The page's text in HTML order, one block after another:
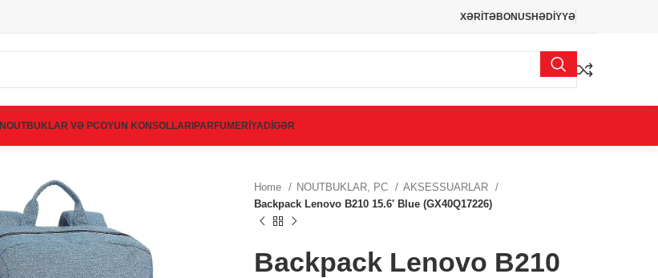
XƏRİTƏBONUSHƏDİYYƏ
NOUTBUKLAR VƏ PCOYUN KONSOLLARI PARFUMERİYADİGƏR
Home NOUTBUKLAR, PC
AKSESSUARLAR
Backpack Lenovo B210 15.6′ Blue (GX40Q17226)
Backpack Lenovo B210